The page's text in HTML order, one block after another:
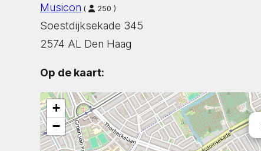
Musicon ( 250 )
Soestdijksekade 345
2574 AL Den Haag
Op de kaart:
+
−